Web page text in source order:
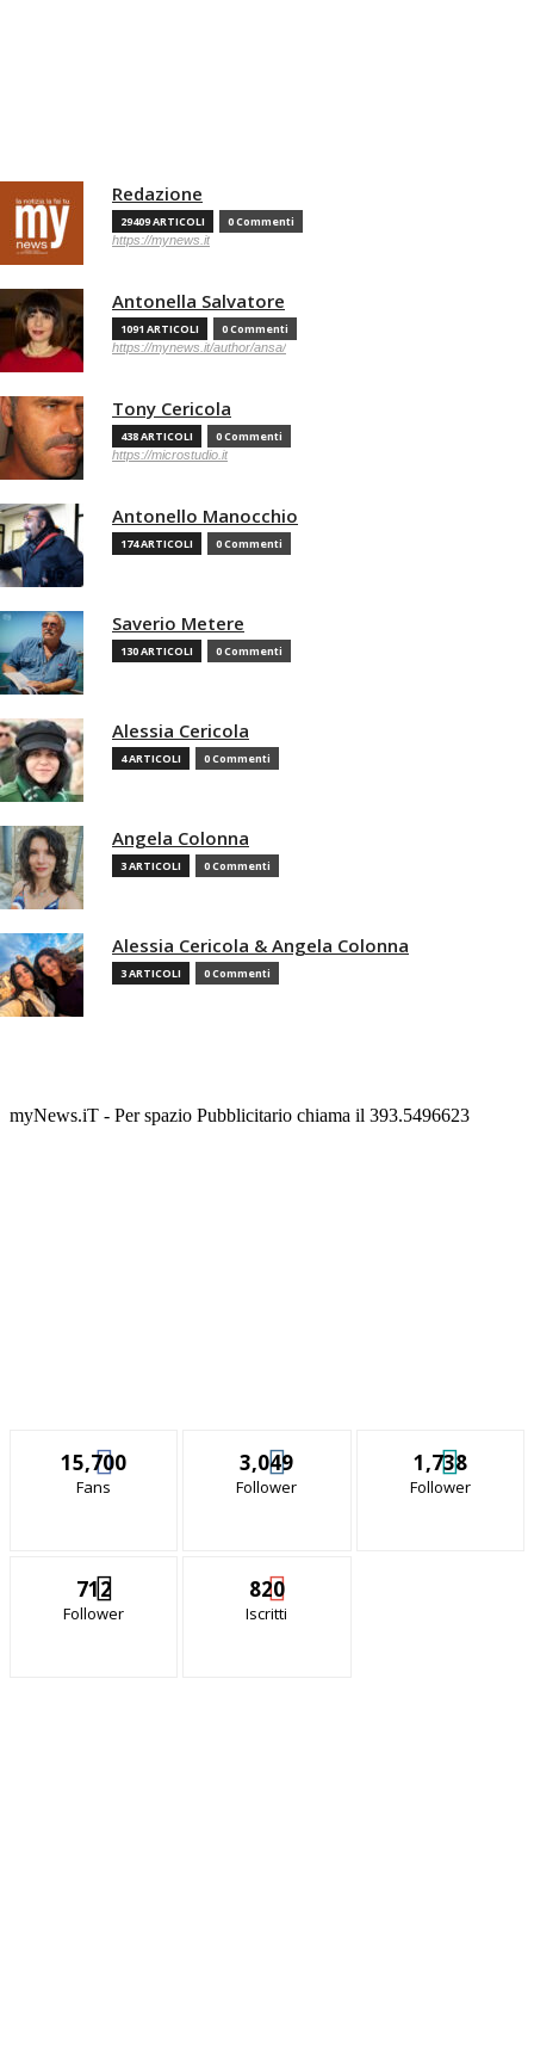
Redazione
29409 ARTICOLI 0 Commenti
https://mynews.it
Antonella Salvatore
1091 ARTICOLI 0 Commenti
https://mynews.it/author/ansa/
Tony Cericola
438 ARTICOLI 0 Commenti
https://microstudio.it
Antonello Manocchio
174 ARTICOLI 0 Commenti
Saverio Metere
130 ARTICOLI 0 Commenti
Alessia Cericola
4 ARTICOLI 0 Commenti
Angela Colonna
3 ARTICOLI 0 Commenti
Alessia Cericola & Angela Colonna
3 ARTICOLI 0 Commenti
myNews.iT - Per spazio Pubblicitario chiama il 393.5496623
15,700
Fans
3,049
Follower
1,738
Follower
712
Follower
820
Iscritti